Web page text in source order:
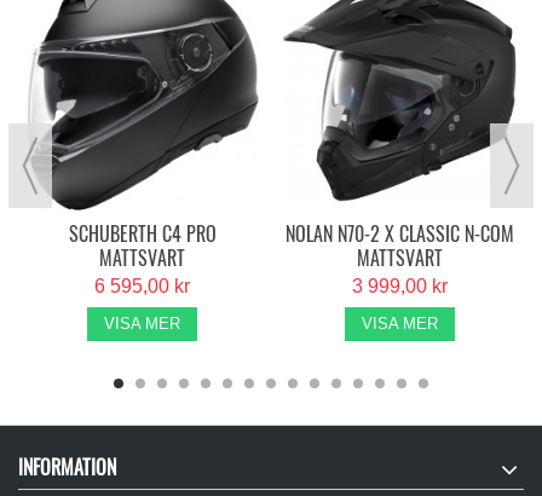
SCHUBERTH C4 PRO
MATTSVART
6 595,00 kr
VISA MER
NOLAN N70-2 X CLASSIC N-COM
MATTSVART
3 999,00 kr
VISA MER
INFORMATION